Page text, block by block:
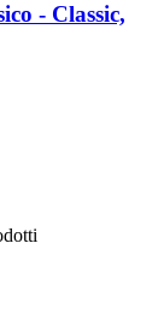
-​ Classic,